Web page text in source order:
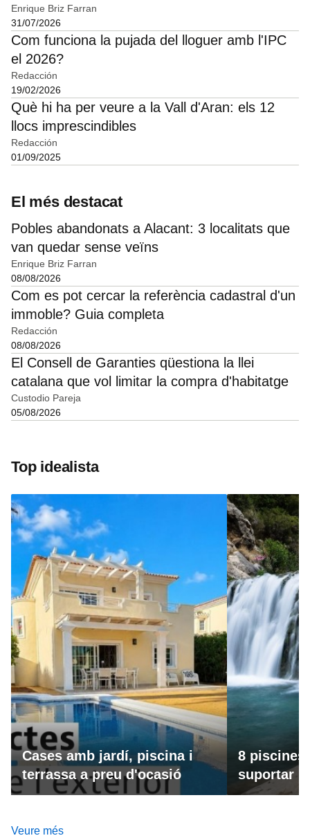
Enrique Briz Farran
31/07/2026
Com funciona la pujada del lloguer amb l'IPC
el 2026?
Redacción
19/02/2026
Què hi ha per veure a la Vall d'Aran: els 12
llocs imprescindibles
Redacción
01/09/2025
El més destacat
Pobles abandonats a Alacant: 3 localitats que
van quedar sense veïns
Enrique Briz Farran
08/08/2026
Com es pot cercar la referència cadastral d'un
immoble? Guia completa
Redacción
08/08/2026
El Consell de Garanties qüestiona la llei
catalana que vol limitar la compra d'habitatge
Custodio Pareja
05/08/2026
Top idealista
Cases amb jardí, piscina i
terrassa a preu d'ocasió
8 piscines
suportar
Veure més